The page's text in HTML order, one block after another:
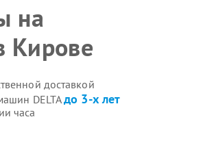
на
Кирове
доставкой
DELTAдо 3-х лет
часа